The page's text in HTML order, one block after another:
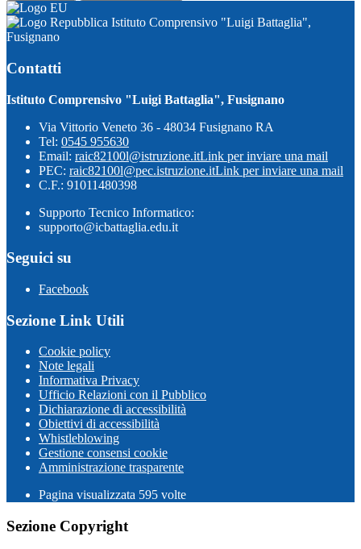
Istituto Comprensivo "Luigi Battaglia",
Fusignano
Contatti
Istituto Comprensivo "Luigi Battaglia", Fusignano
Via Vittorio Veneto 36 - 48034 Fusignano RA
Tel: 0545 955630
Email: raic82100l@istruzione.itLink per inviare una mail
PEC: raic82100l@pec.istruzione.itLink per inviare una mail
C.F.: 91011480398
Supporto Tecnico Informatico:
supporto@icbattaglia.edu.it
Seguici su
Facebook
Sezione Link Utili
Cookie policy
Note legali
Informativa Privacy
Ufficio Relazioni con il Pubblico
Dichiarazione di accessibilità
Obiettivi di accessibilità
Whistleblowing
Gestione consensi cookie
Amministrazione trasparente
Pagina visualizzata 595 volte
Sezione Copyright